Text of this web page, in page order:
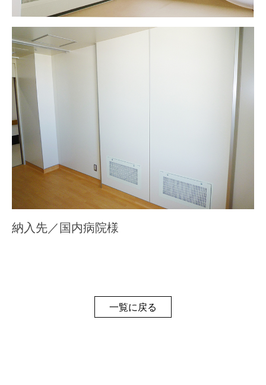
納入先／国内病院様
一覧に戻る